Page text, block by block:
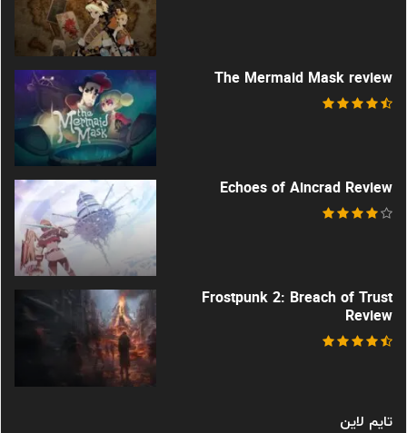
The Mermaid Mask review
Echoes of Aincrad Review
Frostpunk 2: Breach of Trust
Review
تایم لاین